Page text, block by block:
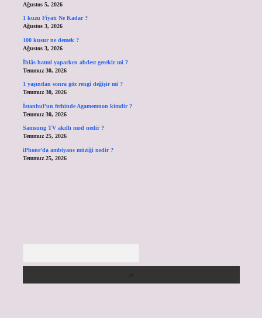
Ağustos 5, 2026
1 kuzu Fiyatı Ne Kadar ?
Ağustos 3, 2026
100 kusur ne demek ?
Ağustos 3, 2026
İhlâs hatmi yaparken abdest gerekir mi ?
Temmuz 30, 2026
1 yaşından sonra göz rengi değişir mi ?
Temmuz 30, 2026
İstanbul’un fethinde Agamemnon kimdir ?
Temmuz 30, 2026
Samsung TV akıllı mod nedir ?
Temmuz 25, 2026
iPhone’da ambiyans müziği nedir ?
Temmuz 25, 2026